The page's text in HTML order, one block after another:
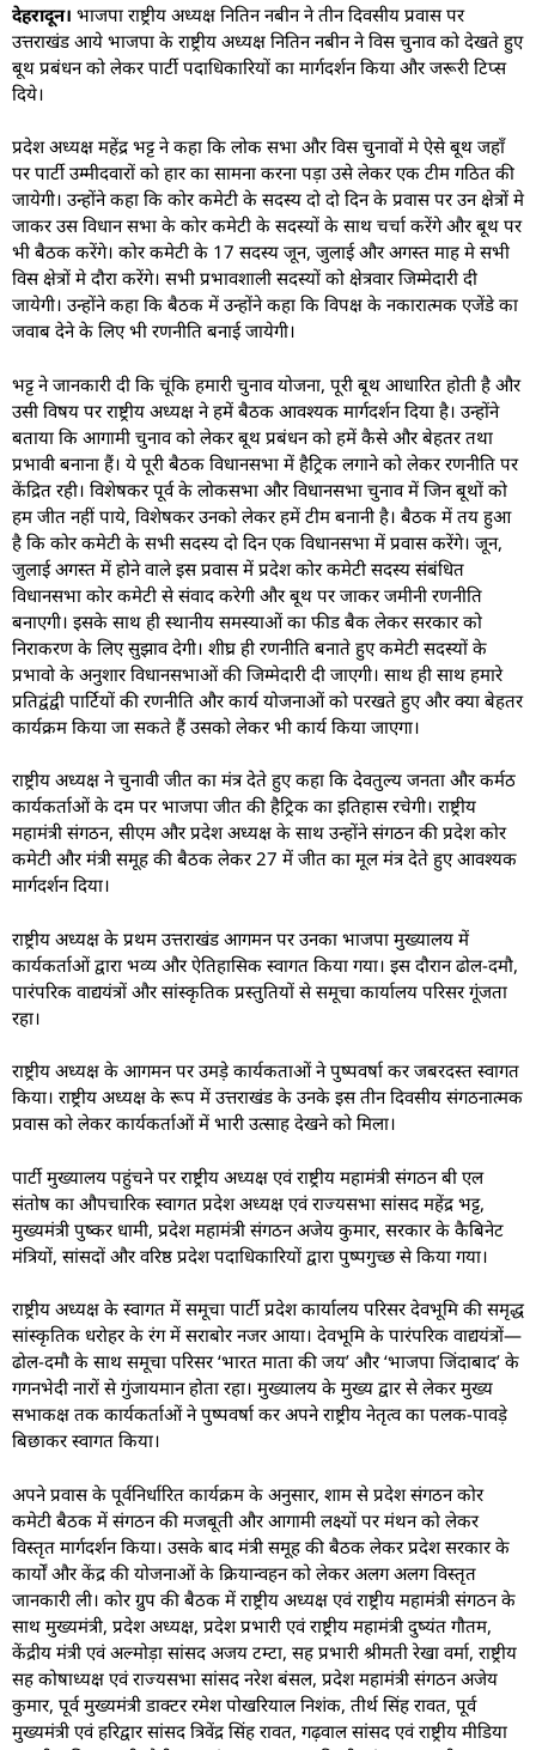
​देहरादून। भाजपा राष्ट्रीय अध्यक्ष नितिन नबीन ने तीन दिवसीय प्रवास पर
उत्तराखंड आये भाजपा के राष्ट्रीय अध्यक्ष नितिन नबीन ने विस चुनाव को देखते हुए
बूथ प्रबंधन को लेकर पार्टी पदाधिकारियों का मार्गदर्शन किया और जरूरी टिप्स
दिये।
प्रदेश अध्यक्ष महेंद्र भट्ट ने कहा कि लोक सभा और विस चुनावों मे ऐसे बूथ जहाँ
पर पार्टी उम्मीदवारों को हार का सामना करना पड़ा उसे लेकर एक टीम गठित की
जायेगी। उन्होंने कहा कि कोर कमेटी के सदस्य दो दो दिन के प्रवास पर उन क्षेत्रों मे
जाकर उस विधान सभा के कोर कमेटी के सदस्यों के साथ चर्चा करेंगे और बूथ पर
भी बैठक करेंगे। कोर कमेटी के 17 सदस्य जून, जुलाई और अगस्त माह मे सभी
विस क्षेत्रों मे दौरा करेंगे। सभी प्रभावशाली सदस्यों को क्षेत्रवार जिम्मेदारी दी
जायेगी। उन्होंने कहा कि बैठक में उन्होंने कहा कि विपक्ष के नकारात्मक एजेंडे का
जवाब देने के लिए भी रणनीति बनाई जायेगी।
भट्ट ने जानकारी दी कि चूंकि हमारी चुनाव योजना, पूरी बूथ आधारित होती है और
उसी विषय पर राष्ट्रीय अध्यक्ष ने हमें बैठक आवश्यक मार्गदर्शन दिया है। उन्होंने
बताया कि आगामी चुनाव को लेकर बूथ प्रबंधन को हमें कैसे और बेहतर तथा
प्रभावी बनाना हैं। ये पूरी बैठक विधानसभा में हैट्रिक लगाने को लेकर रणनीति पर
केंद्रित रही। विशेषकर पूर्व के लोकसभा और विधानसभा चुनाव में जिन बूथों को
हम जीत नहीं पाये, विशेषकर उनको लेकर हमें टीम बनानी है। बैठक में तय हुआ
है कि कोर कमेटी के सभी सदस्य दो दिन एक विधानसभा में प्रवास करेंगे। जून,
जुलाई अगस्त में होने वाले इस प्रवास में प्रदेश कोर कमेटी सदस्य संबंधित
विधानसभा कोर कमेटी से संवाद करेगी और बूथ पर जाकर जमीनी रणनीति
बनाएगी। इसके साथ ही स्थानीय समस्याओं का फीड बैक लेकर सरकार को
निराकरण के लिए सुझाव देगी। शीघ्र ही रणनीति बनाते हुए कमेटी सदस्यों के
प्रभावो के अनुशार विधानसभाओं की जिम्मेदारी दी जाएगी। साथ ही साथ हमारे
प्रतिद्वंद्वी पार्टियों की रणनीति और कार्य योजनाओं को परखते हुए और क्या बेहतर
कार्यक्रम किया जा सकते हैं उसको लेकर भी कार्य किया जाएगा।
राष्ट्रीय अध्यक्ष ने चुनावी जीत का मंत्र देते हुए कहा कि देवतुल्य जनता और कर्मठ
कार्यकर्ताओं के दम पर भाजपा जीत की हैट्रिक का इतिहास रचेगी। राष्ट्रीय
महामंत्री संगठन, सीएम और प्रदेश अध्यक्ष के साथ उन्होंने संगठन की प्रदेश कोर
कमेटी और मंत्री समूह की बैठक लेकर 27 में जीत का मूल मंत्र देते हुए आवश्यक
मार्गदर्शन दिया।
राष्ट्रीय अध्यक्ष के प्रथम उत्तराखंड आगमन पर उनका भाजपा मुख्यालय में
कार्यकर्ताओं द्वारा भव्य और ऐतिहासिक स्वागत किया गया। इस दौरान ढोल-दमौ,
पारंपरिक वाद्ययंत्रों और सांस्कृतिक प्रस्तुतियों से समूचा कार्यालय परिसर गूंजता
रहा।
राष्ट्रीय अध्यक्ष के आगमन पर उमड़े कार्यकताओं ने पुष्पवर्षा कर जबरदस्त स्वागत
किया। राष्ट्रीय अध्यक्ष के रूप में उत्तराखंड के उनके इस तीन दिवसीय संगठनात्मक
प्रवास को लेकर कार्यकर्ताओं में भारी उत्साह देखने को मिला।
पार्टी मुख्यालय पहुंचने पर राष्ट्रीय अध्यक्ष एवं राष्ट्रीय महामंत्री संगठन बी एल
संतोष का औपचारिक स्वागत प्रदेश अध्यक्ष एवं राज्यसभा सांसद महेंद्र भट्ट,
मुख्यमंत्री पुष्कर धामी, प्रदेश महामंत्री संगठन अजेय कुमार, सरकार के कैबिनेट
मंत्रियों, सांसदों और वरिष्ठ प्रदेश पदाधिकारियों द्वारा पुष्पगुच्छ से किया गया।
​राष्ट्रीय अध्यक्ष के स्वागत में समूचा पार्टी प्रदेश कार्यालय परिसर देवभूमि की समृद्ध
सांस्कृतिक धरोहर के रंग में सराबोर नजर आया। देवभूमि के पारंपरिक वाद्ययंत्रों—
ढोल-दमौ के साथ समूचा परिसर ‘भारत माता की जय’ और ‘भाजपा जिंदाबाद’ के
गगनभेदी नारों से गुंजायमान होता रहा। मुख्यालय के मुख्य द्वार से लेकर मुख्य
सभाकक्ष तक कार्यकर्ताओं ने पुष्पवर्षा कर अपने राष्ट्रीय नेतृत्व का पलक-पावड़े
बिछाकर स्वागत किया।
​अपने प्रवास के पूर्वनिर्धारित कार्यक्रम के अनुसार, शाम से प्रदेश संगठन कोर
कमेटी बैठक में संगठन की मजबूती और आगामी लक्ष्यों पर मंथन को लेकर
विस्तृत मार्गदर्शन किया। उसके बाद मंत्री समूह की बैठक लेकर प्रदेश सरकार के
कार्यों और केंद्र की योजनाओं के क्रियान्वहन को लेकर अलग अलग विस्तृत
जानकारी ली। कोर ग्रुप की बैठक में राष्ट्रीय अध्यक्ष एवं राष्ट्रीय महामंत्री संगठन के
साथ मुख्यमंत्री, प्रदेश अध्यक्ष, प्रदेश प्रभारी एवं राष्ट्रीय महामंत्री दुष्यंत गौतम,
केंद्रीय मंत्री एवं अल्मोड़ा सांसद अजय टम्टा, सह प्रभारी श्रीमती रेखा वर्मा, राष्ट्रीय
सह कोषाध्यक्ष एवं राज्यसभा सांसद नरेश बंसल, प्रदेश महामंत्री संगठन अजेय
कुमार, पूर्व मुख्यमंत्री डाक्टर रमेश पोखरियाल निशंक, तीर्थ सिंह रावत, पूर्व
मुख्यमंत्री एवं हरिद्वार सांसद त्रिवेंद्र सिंह रावत, गढ़वाल सांसद एवं राष्ट्रीय मीडिया